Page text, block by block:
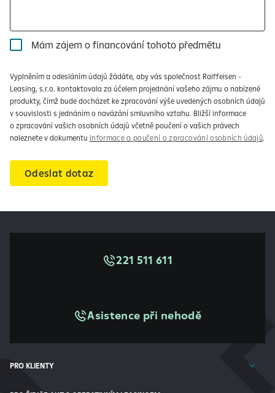
Mám zájem o financování tohoto předmětu
Vyplněním a odesláním údajů žádáte, aby vás společnost Raiffeisen -
Leasing, s.r.o. kontaktovala za účelem projednání vašeho zájmu o nabízené
produkty, čímž bude docházet ke zpracování výše uvedených osobních údajů
v souvislosti s jednáním o navázání smluvního vztahu. Bližší informace
o zpracování vašich osobních údajů včetně poučení o vašich právech
naleznete v dokumentu Informace a poučení o zpracování osobních údajů.
221 511 611
Asistence při nehodě
PRO KLIENTY